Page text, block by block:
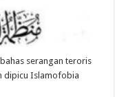
serangan teroris
dipicu Islamofobia